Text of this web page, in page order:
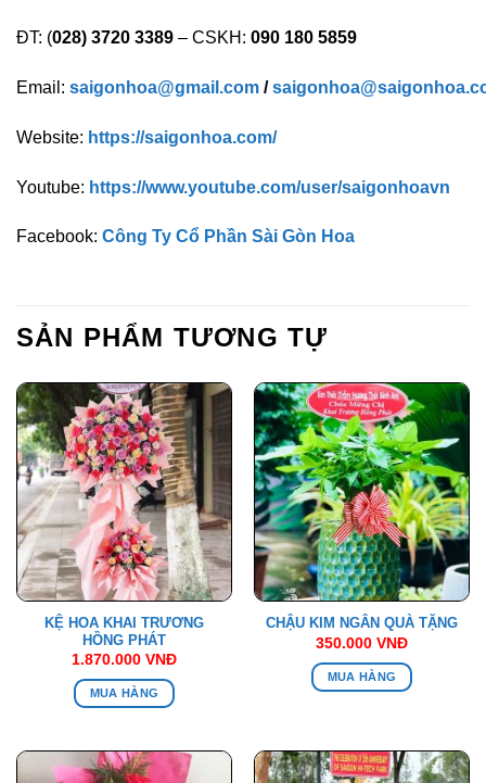
ĐT: (028) 3720 3389 – CSKH: 090 180 5859
Email: saigonhoa@gmail.com /
Website: https://saigonhoa.com/
Youtube: https://www.youtube.com/user/saigonhoavn
Facebook: Công Ty Cổ Phần Sài Gòn Hoa
SẢN PHẨM TƯƠNG TỰ
KỆ HOA KHAI TRƯƠNG
HỒNG PHÁT
1.870.000 VNĐ
MUA HÀNG
CHẬU KIM NGÂN QUÀ TẶNG
350.000 VNĐ
MUA HÀNG